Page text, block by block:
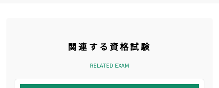
関連する資格試験
RELATED EXAM